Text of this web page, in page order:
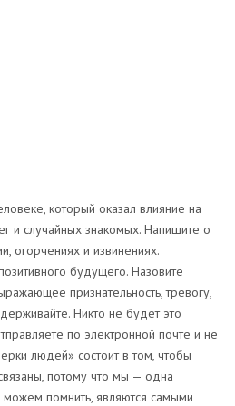
который оказал влияние на
и случайных знакомых. Напишите о
огорчениях и извинениях.
будущего. Назовите
признательность, тревогу,
Никто не будет это
по электронной почте и не
людей» состоит в том, чтобы
потому что мы — одна
помнить, являются самыми